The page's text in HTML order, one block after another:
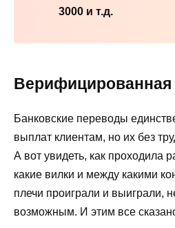
3000 и т.д.
Верифицированная
Банковские переводы
выплат клиентам, но их без
А вот увидеть, как проходила
какие вилки и между какими
плечи проиграли и выиграли,
возможным. И этим все